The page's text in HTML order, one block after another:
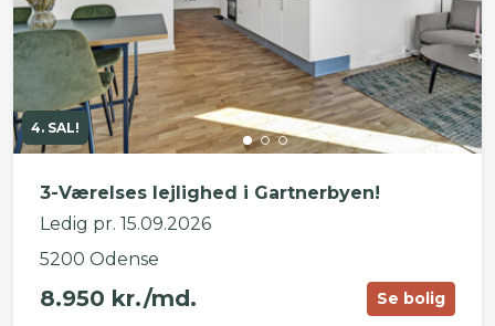
4. SAL!
3-Værelses lejlighed i Gartnerbyen!
Ledig pr. 15.09.2026
5200 Odense
8.950 kr./md. Se bolig